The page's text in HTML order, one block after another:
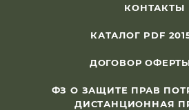
КОНТАКТЫ
КАТАЛОГ PDF
ДОГОВОР ОФЕРТЫ
ФЗ О ЗАЩИТЕ ПРАВ
ДИСТАНЦИОННАЯ